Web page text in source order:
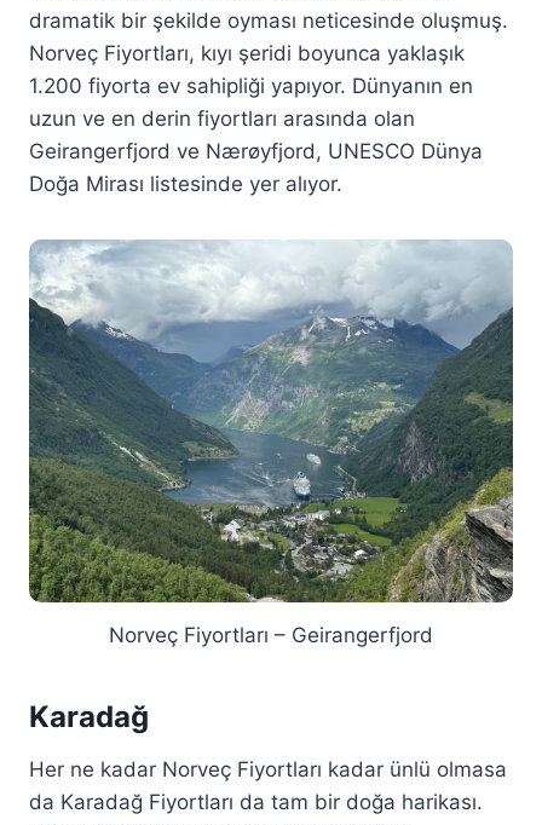
dramatik bir şekilde oyması neticesinde oluşmuş.
Norveç Fiyortları, kıyı şeridi boyunca yaklaşık
1.200 fiyorta ev sahipliği yapıyor. Dünyanın en
uzun ve en derin fiyortları arasında olan
Geirangerfjord ve Nærøyfjord, UNESCO Dünya
Doğa Mirası listesinde yer alıyor.
Norveç Fiyortları – Geirangerfjord
Karadağ
Her ne kadar Norveç Fiyortları kadar ünlü olmasa
da Karadağ Fiyortları da tam bir doğa harikası.